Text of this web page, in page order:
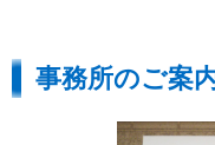
事務所のご案